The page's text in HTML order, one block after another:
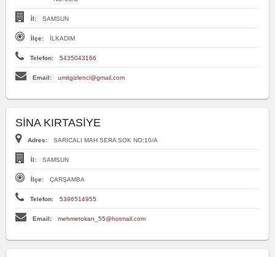
İl: SAMSUN
İlçe: İLKADIM
Telefon: 5435043166
Email: umitgizlenci@gmail.com
SİNA KIRTASİYE
Adres: SARICALI MAH SERA SOK NO:10/A
İl: SAMSUN
İlçe: ÇARŞAMBA
Telefon: 5396514955
Email: mehmetokan_55@hotmail.com